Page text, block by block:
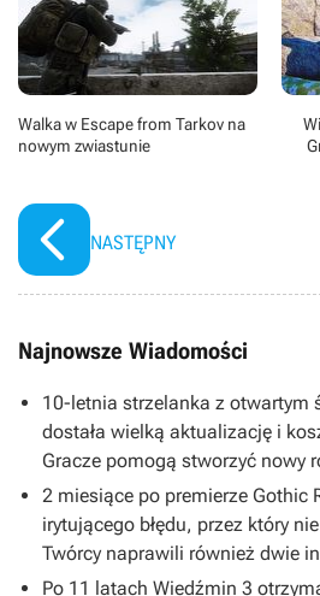
Walka w Escape from Tarkov na
nowym zwiastunie
NASTĘPNY
Najnowsze Wiadomości
10-letnia strzelanka z otwartym
dostała wielką aktualizację i
Gracze pomogą stworzyć nowy
2 miesiące po premierze Gothic
irytującego błędu, przez który
Twórcy naprawili również dwie
Po 11 latach Wiedźmin 3